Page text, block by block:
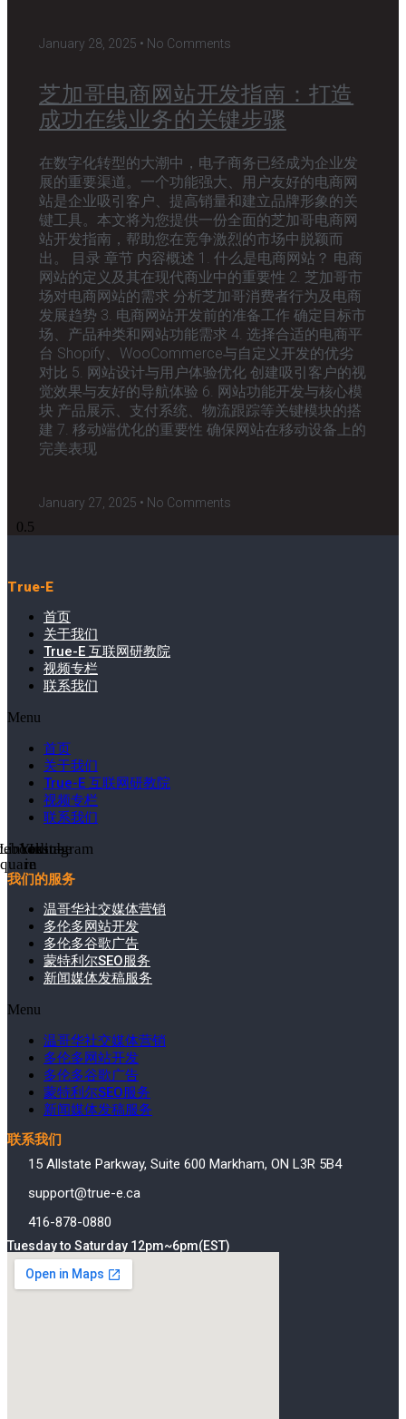
January 28, 2025 No Comments
芝加哥电商网站开发指南：打造
成功在线业务的关键步骤
在数字化转型的大潮中，电子商务已经成为企业发
展的重要渠道。一个功能强大、用户友好的电商网
站是企业吸引客户、提高销量和建立品牌形象的关
键工具。本文将为您提供一份全面的芝加哥电商网
站开发指南，帮助您在竞争激烈的市场中脱颖而
出。 目录 章节 内容概述 1. 什么是电商网站？ 电商
网站的定义及其在现代商业中的重要性 2. 芝加哥市
场对电商网站的需求 分析芝加哥消费者行为及电商
发展趋势 3. 电商网站开发前的准备工作 确定目标市
场、产品种类和网站功能需求 4. 选择合适的电商平
台 Shopify、WooCommerce与自定义开发的优劣
对比 5. 网站设计与用户体验优化 创建吸引客户的视
觉效果与友好的导航体验 6. 网站功能开发与核心模
块 产品展示、支付系统、物流跟踪等关键模块的搭
建 7. 移动端优化的重要性 确保网站在移动设备上的
完美表现
January 27, 2025 No Comments
True-E
首页
关于我们
True-E 互联网研教院
视频专栏
联系我们
Menu
首页
关于我们
True-E 互联网研教院
视频专栏
联系我们
in
Youtube
Instagram
我们的服务
温哥华社交媒体营销
多伦多网站开发
多伦多谷歌广告
蒙特利尔SEO服务
新闻媒体发稿服务
Menu
温哥华社交媒体营销
多伦多网站开发
多伦多谷歌广告
蒙特利尔SEO服务
新闻媒体发稿服务
联系我们
15 Allstate Parkway, Suite 600 Markham, ON L3R 5B4
support@true-e.ca
416-878-0880
Tuesday to Saturday 12pm~6pm(EST)